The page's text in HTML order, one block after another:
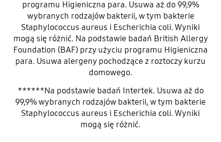
programu Higieniczna para. Usuwa aż do 99,9%
wybranych rodzajów bakterii, w tym bakterie
Staphylococcus aureus i Escherichia coli. Wyniki
mogą się różnić. Na podstawie badań British Allergy
Foundation (BAF) przy użyciu programu Higieniczna
para. Usuwa alergeny pochodzące z roztoczy kurzu
domowego.
******Na podstawie badań Intertek. Usuwa aż do
99,9% wybranych rodzajów bakterii, w tym bakterie
Staphylococcus aureus i Escherichia coli. Wyniki
mogą się różnić.